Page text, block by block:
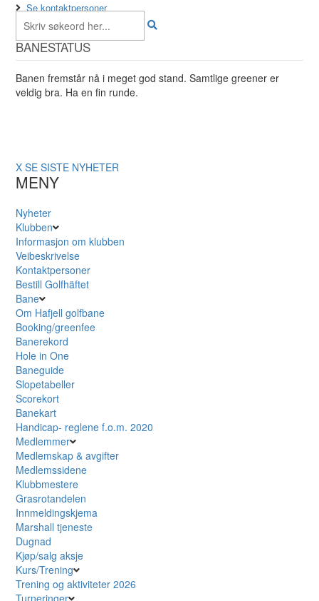
Se kontaktpersoner
BANESTATUS
Banen fremstår nå i meget god stand. Samtlige greener er
veldig bra. Ha en fin runde.
X SE SISTE NYHETER
MENY
Nyheter
Klubben
Informasjon om klubben
Veibeskrivelse
Kontaktpersoner
Bestill Golfhäftet
Bane
Om Hafjell golfbane
Booking/greenfee
Banerekord
Hole in One
Baneguide
Slopetabeller
Scorekort
Banekart
Handicap- reglene f.o.m. 2020
Medlemmer
Medlemskap & avgifter
Medlemssidene
Klubbmestere
Grasrotandelen
Innmeldingskjema
Marshall tjeneste
Dugnad
Kjøp/salg aksje
Kurs/Trening
Trening og aktiviteter 2026
Turneringer